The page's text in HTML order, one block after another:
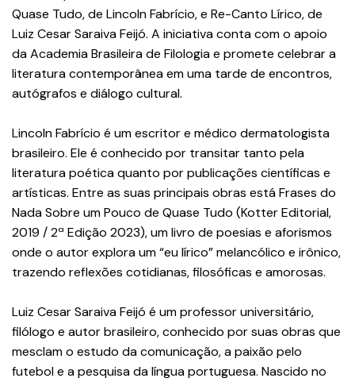
Quase Tudo, de Lincoln Fabrício, e Re-Canto Lírico, de
Luiz Cesar Saraiva Feijó. A iniciativa conta com o apoio
da Academia Brasileira de Filologia e promete celebrar a
literatura contemporânea em uma tarde de encontros,
autógrafos e diálogo cultural.
Lincoln Fabrício é um escritor e médico dermatologista
brasileiro. Ele é conhecido por transitar tanto pela
literatura poética quanto por publicações científicas e
artísticas. Entre as suas principais obras está Frases do
Nada Sobre um Pouco de Quase Tudo (Kotter Editorial,
2019 / 2ª Edição 2023), um livro de poesias e aforismos
onde o autor explora um “eu lírico” melancólico e irônico,
trazendo reflexões cotidianas, filosóficas e amorosas.
Luiz Cesar Saraiva Feijó é um professor universitário,
filólogo e autor brasileiro, conhecido por suas obras que
mesclam o estudo da comunicação, a paixão pelo
futebol e a pesquisa da língua portuguesa. Nascido no